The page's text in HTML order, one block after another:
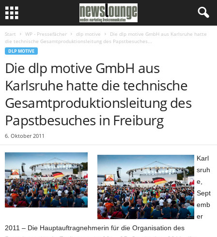
Start WP - Pressefächer dlp motive
Die dlp motive GmbH aus Karlsruhe hatte
die technische Gesamtproduktionsleitung des Papstbesuches...
DLP MOTIVE
Die dlp motive GmbH aus
Karlsruhe hatte die technische
Gesamtproduktionsleitung des
Papstbesuches in Freiburg
6. Oktober 2011
Karl
sruh
e,
Sept
emb
er
2011 – Die Hauptauftragnehmerin für die Organisation des